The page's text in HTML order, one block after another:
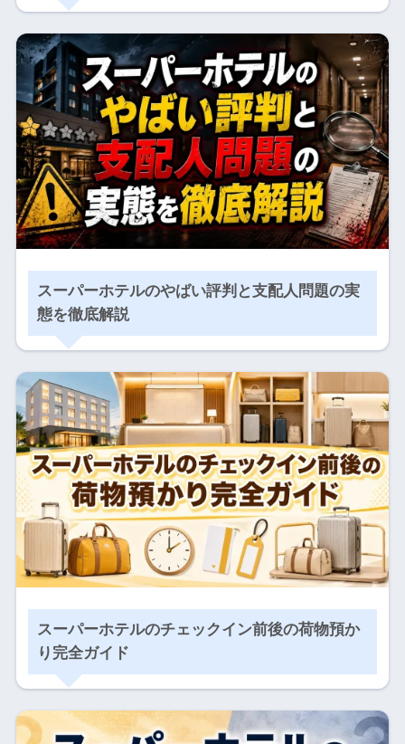
スーパーホテルのやばい評判と支配人問題の実
態を徹底解説
スーパーホテルのチェックイン前後の荷物預か
り完全ガイド